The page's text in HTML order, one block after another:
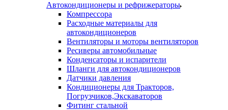
Автокондиционеры и рефрижераторы
Компрессора
Расходные материалы для
автокондиционеров
Вентиляторы и моторы вентиляторов
Ресиверы автомобильные
Конденсаторы и испарители
Шланги для автокондиционеров
Датчики давления
Кондиционеры для Тракторов,
Погрузчиков,Экскаваторов
Фитинг стальной